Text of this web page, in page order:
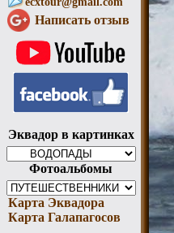
Написать отзыв
Эквадор в картинках
Фотоальбомы
Карта Эквадора
Карта Галапагосов